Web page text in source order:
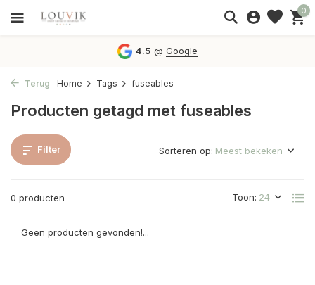
0
4.5 @Google
Terug Home Tags fuseables
Producten getagd met fuseables
Filter
0 producten Toon:
Sorteren op:
Geen producten gevonden!...